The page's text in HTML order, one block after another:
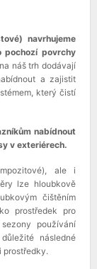
navrhujeme
pochozí povrchy
náš trh dodávají
a zajistit
který čistí
nabídnout
v exteriérech.
ale i
lze hloubkově
čištěním
prostředek pro
používání
následné
prostředky.